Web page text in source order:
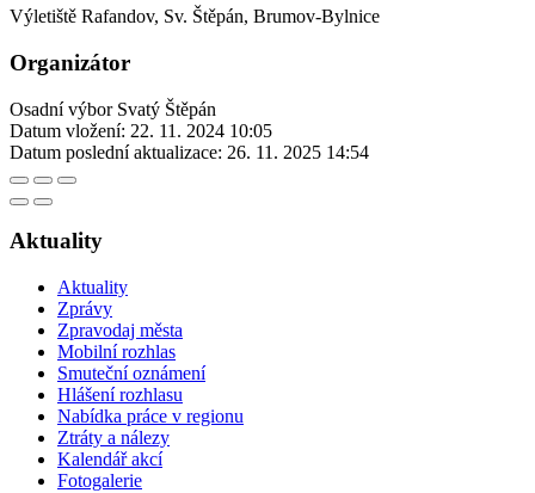
Výletiště Rafandov, Sv. Štěpán, Brumov-Bylnice
Organizátor
Osadní výbor Svatý Štěpán
Datum vložení: 22. 11. 2024 10:05
Datum poslední aktualizace: 26. 11. 2025 14:54
Aktuality
Aktuality
Zprávy
Zpravodaj města
Mobilní rozhlas
Smuteční oznámení
Hlášení rozhlasu
Nabídka práce v regionu
Ztráty a nálezy
Kalendář akcí
Fotogalerie